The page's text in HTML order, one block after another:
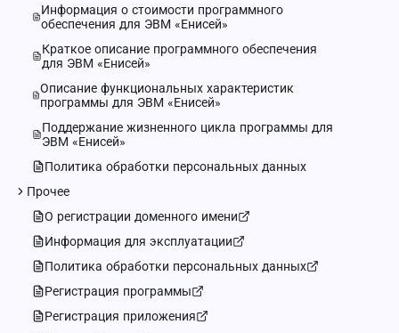
Информация о стоимости программного
обеспечения для ЭВМ «Енисей»
Краткое описание программного обеспечения
для ЭВМ «Енисей»
Описание функциональных характеристик
программы для ЭВМ «Енисей»
Поддержание жизненного цикла программы для
ЭВМ «Енисей»
Политика обработки персональных данных
Прочее
О регистрации доменного имени
Информация для эксплуатации
Политика обработки персональных данных
Регистрация программы
Регистрация приложения